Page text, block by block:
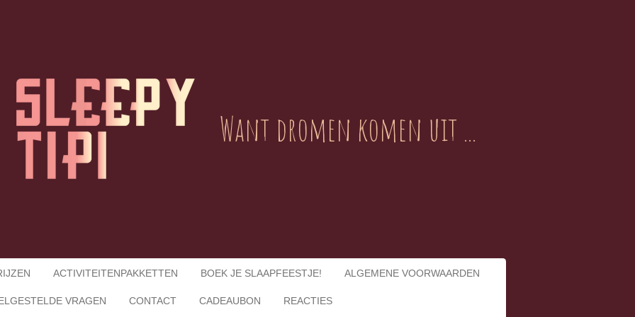
Want dromen komen uit ...
ACTIVITEITENPAKKETTEN BOEK JE SLAAPFEESTJE! ALGEMENE VOORWAARDEN
VRAGEN CONTACT CADEAUBON REACTIES